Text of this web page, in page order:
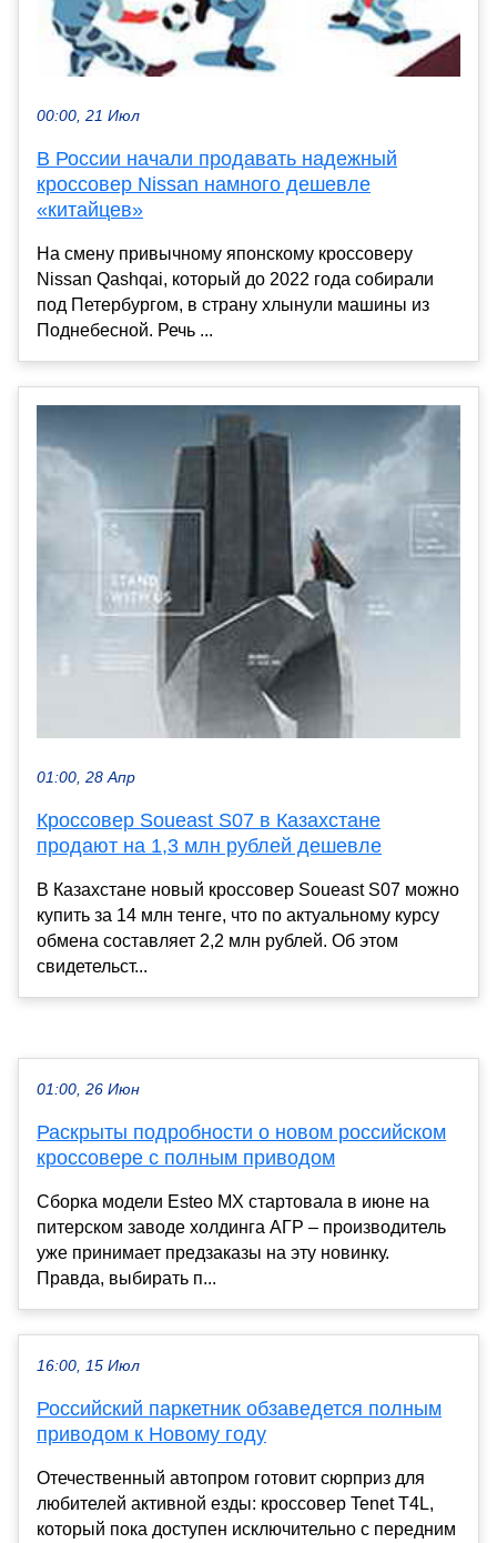
00:00, 21 Июл
В России начали продавать надежный
кроссовер Nissan намного дешевле
«китайцев»
На смену привычному японскому кроссоверу
Nissan Qashqai, который до 2022 года собирали
под Петербургом, в страну хлынули машины из
Поднебесной. Речь ...
01:00, 28 Апр
Кроссовер Soueast S07 в Казахстане
продают на 1,3 млн рублей дешевле
В Казахстане новый кроссовер Soueast S07 можно
купить за 14 млн тенге, что по актуальному курсу
обмена составляет 2,2 млн рублей. Об этом
свидетельст...
01:00, 26 Июн
Раскрыты подробности о новом российском
кроссовере с полным приводом
Сборка модели Esteo MX стартовала в июне на
питерском заводе холдинга АГР – производитель
уже принимает предзаказы на эту новинку.
Правда, выбирать п...
16:00, 15 Июл
Российский паркетник обзаведется полным
приводом к Новому году
Отечественный автопром готовит сюрприз для
любителей активной езды: кроссовер Tenet T4L,
который пока доступен исключительно с передним